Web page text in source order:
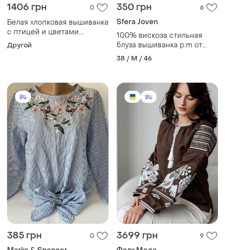
1406 грн 0
Белая хлопковая вышиванка
с птицей и цветами.
размер s,m,l l
Другой
350 грн 6
Sfera Joven
100% вискоза стильная
блуза вышиванка р.m от
sfera collection с чокером,
цветы, птицы, бархат
38 / M / 46
385 грн 0 3699 грн 9